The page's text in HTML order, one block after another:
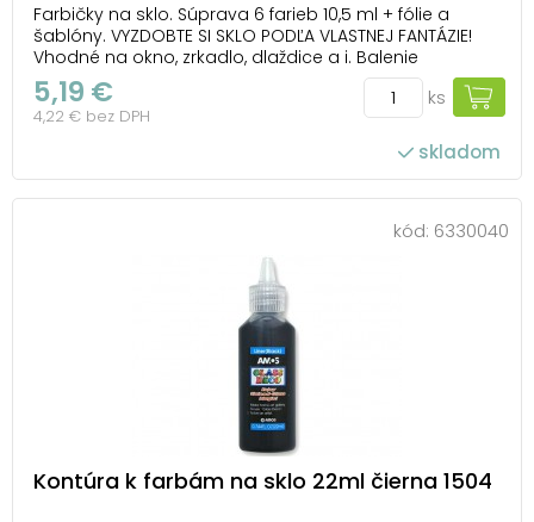
Farbičky na sklo. Súprava 6 farieb 10,5 ml + fólie a
šablóny. VYZDOBTE SI SKLO PODĽA VLASTNEJ FANTÁZIE!
Vhodné na okno, zrkadlo, dlaždice a i. Balenie
obsahuje: - 5 ks farieb na sklo 10,5 ml - 1 ks čierne
kontúry 10,5 ml - 4 ks predlohy na papieri - 2 ks fólie na
maľovanie NÁVOD: 1. P...
5,19 €
4,22 € bez DPH
ks
skladom
kód: 6330040
Kontúra k farbám na sklo 22ml čierna 1504